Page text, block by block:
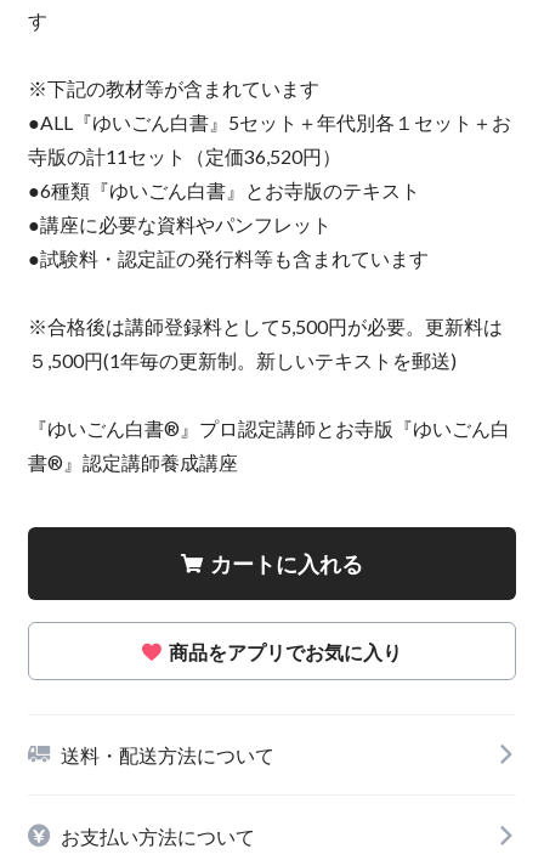
す
※下記の教材等が含まれています
●ALL『ゆいごん白書』5セット＋年代別各１セット＋お
寺版の計11セット（定価36,520円）
●6種類『ゆいごん白書』とお寺版のテキスト
●講座に必要な資料やパンフレット
●試験料・認定証の発行料等も含まれています
※合格後は講師登録料として5,500円が必要。更新料は
５,500円(1年毎の更新制。新しいテキストを郵送)
『ゆいごん白書®』プロ認定講師とお寺版『ゆいごん白
書®』認定講師養成講座
カートに入れる
商品をアプリでお気に入り
送料・配送方法について
お支払い方法について